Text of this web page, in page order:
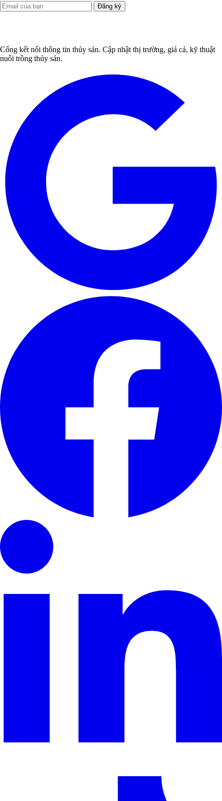
Đăng ký
Cổng kết nối thông tin thủy sản. Cập nhật thị trường, giá cả, kỹ thuật
nuôi trồng thủy sản.